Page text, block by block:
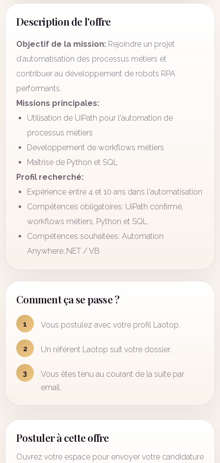
Description de l'offre
Objectif de la mission: Rejoindre un projet
d'automatisation des processus métiers et
contribuer au développement de robots RPA
performants.
Missions principales:
Utilisation de UiPath pour l'automation de
processus métiers
Developpement de workflows métiers
Maîtrise de Python et SQL
Profil recherché:
Expérience entre 4 et 10 ans dans l'automatisation
Compétences obligatoires: UiPath confirmé,
workflows métiers, Python et SQL
Compétences souhaitées: Automation
Anywhere,.NET / VB
Comment ça se passe ?
1 Vous postulez avec votre profil Laotop.
2 Un référent Laotop suit votre dossier.
3
Vous êtes tenu au courant de la suite par
email.
Postuler à cette offre
Ouvrez votre espace pour envoyer votre candidature